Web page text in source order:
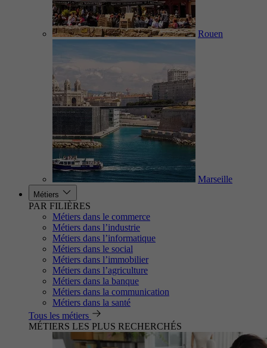
Rouen
Marseille
Métiers
PAR FILIÈRES
Métiers dans le commerce
Métiers dans l’industrie
Métiers dans l’informatique
Métiers dans le social
Métiers dans l’immobilier
Métiers dans l’agriculture
Métiers dans la banque
Métiers dans la communication
Métiers dans la santé
Tous les métiers
MÉTIERS LES PLUS RECHERCHÉS